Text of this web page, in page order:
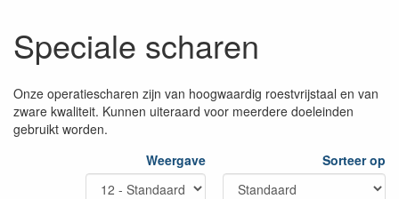
Speciale scharen
Onze operatiescharen zijn van hoogwaardig roestvrijstaal en van
zware kwaliteit. Kunnen uiteraard voor meerdere doeleinden
gebruikt worden.
Weergave
Sorteer op